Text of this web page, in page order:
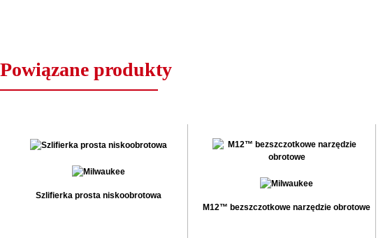
Powiązane produkty
Szlifierka prosta niskoobrotowa
M12™ bezszczotkowe narzędzie obrotowe